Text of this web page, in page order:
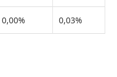
0,00% 0,03%